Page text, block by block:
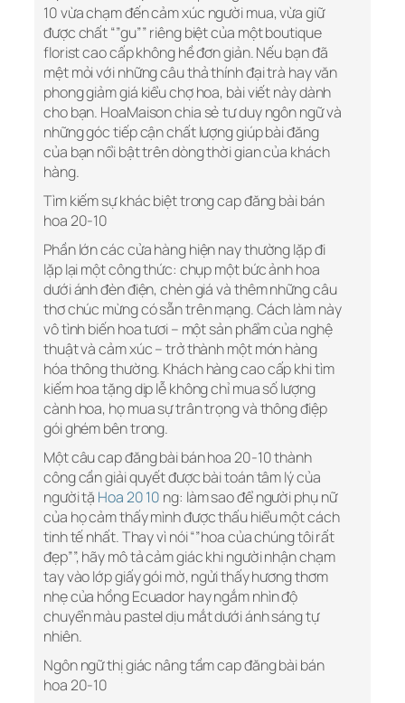
10 vừa chạm đến cảm xúc người mua, vừa giữ
được chất “”gu”” riêng biệt của một boutique
florist cao cấp không hề đơn giản. Nếu bạn đã
mệt mỏi với những câu thả thính đại trà hay văn
phong giảm giá kiểu chợ hoa, bài viết này dành
cho bạn. HoaMaison chia sẻ tư duy ngôn ngữ và
những góc tiếp cận chất lượng giúp bài đăng
của bạn nổi bật trên dòng thời gian của khách
hàng.
Tìm kiếm sự khác biệt trong cap đăng bài bán
hoa 20-10
Phần lớn các cửa hàng hiện nay thường lặp đi
lặp lại một công thức: chụp một bức ảnh hoa
dưới ánh đèn điện, chèn giá và thêm những câu
thơ chúc mừng có sẵn trên mạng. Cách làm này
vô tình biến hoa tươi – một sản phẩm của nghệ
thuật và cảm xúc – trở thành một món hàng
hóa thông thường. Khách hàng cao cấp khi tìm
kiếm hoa tặng dịp lễ không chỉ mua số lượng
cành hoa, họ mua sự trân trọng và thông điệp
gói ghém bên trong.
Một câu cap đăng bài bán hoa 20-10 thành
công cần giải quyết được bài toán tâm lý của
người tặ Hoa 20 10 ng: làm sao để người phụ nữ
của họ cảm thấy mình được thấu hiểu một cách
tinh tế nhất. Thay vì nói “”hoa của chúng tôi rất
đẹp””, hãy mô tả cảm giác khi người nhận chạm
tay vào lớp giấy gói mờ, ngửi thấy hương thơm
nhẹ của hồng Ecuador hay ngắm nhìn độ
chuyển màu pastel dịu mắt dưới ánh sáng tự
nhiên.
Ngôn ngữ thị giác nâng tầm cap đăng bài bán
hoa 20-10